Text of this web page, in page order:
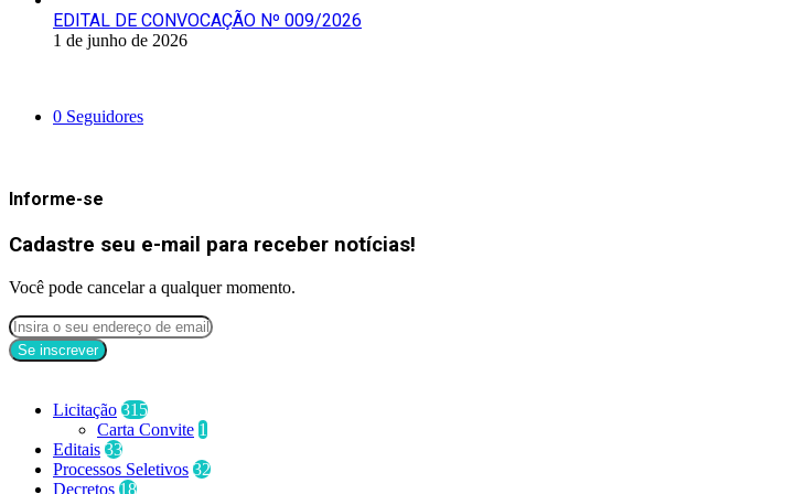
EDITAL DE CONVOCAÇÃO Nº 009/2026
1 de junho de 2026
0 Seguidores
Informe-se
Cadastre seu e-mail para receber notícias!
Você pode cancelar a qualquer momento.
Licitação 315
Carta Convite 1
Editais 33
Processos Seletivos 32
Decretos 18